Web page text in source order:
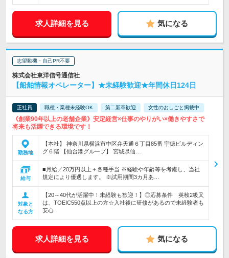
求人詳細を見る 気になる
志望動機・自己PR不要
株式会社東洋信号通信社
【船舶情報オペレーター】★未経験歓迎★年間休日124日
正社員 職種・業種未経験OK 第二新卒歓迎 女性のおしごと掲載中
《創業90年以上の老舗企業》安定経営×仕事のやりがい×働きやすさで
将来も活躍できる環境です！
勤務地
【本社】 神奈川県横浜市中区弁天通６丁目85番 宇徳ビルディン
グ６階 【仙台港グループ】 宮城県仙…
給与
■月給／20万円以上＋各種手当 ※経験や年齢等を考慮し、当社
規定により優遇します。 ※試用期間3カ月あ…
対象と
なる方
【20～40代が活躍中！未経験も歓迎！】◎応募条件 英検2級又
は、TOEIC550点以上の方☆入社後に研修があるので未経験者も
安心
求人詳細を見る 気になる